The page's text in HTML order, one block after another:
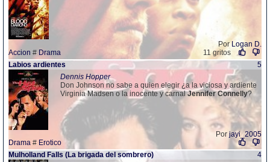
PorLogan D.
Accion # Drama
11 gritos
Labios ardientes
5
Dennis Hopper
Don Johnson no sabe a quien elegir ¿a la viciosa y ardiente
Virginia Madsen o la inocente y carnalJennifer Connelly?
Por jayi_2005
Drama # Erotico
Mulholland Falls (La brigada del sombrero)
4